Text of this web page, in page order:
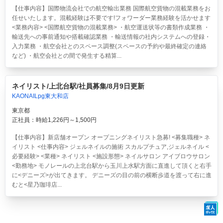
【仕事内容】国際物流会社での航空輸出業務 国際航空貨物の混載業務をお
任せいたします。混載経験は不要です!フォワーダー業務経験を活かせます
<業務内容> <国際航空貨物の混載業務> ・航空運送状等の書類作成業務 ・
輸送先への事前通知や搭載確認業務 ・輸送情報の社内システムへの登録・
入力業務 ・航空会社とのスペース調整(スペースの予約や最終確定の連絡
など) ・航空会社との間で発生する精算...
ネイリスト/上北台駅/社員募集/8月9日更新
KAONAILpg東大和店
東京都
正社員：時給1,226円～1,500円
【仕事内容】新店舗オープン オープニングネイリスト急募! <募集職種> ネ
イリスト <仕事内容> ジェルネイルの施術 スカルプチュア,ジェルネイル <
必要経験> <業種> ネイリスト <施設形態> ネイルサロン アイブロウサロン
<勤務地> モノレールの上北台駅から玉川上水駅方面に直進して頂くと右手
に<デニーズ>が出てきます。 デニーズの目の前の横断歩道を渡って右に進
むと<星乃珈琲店...